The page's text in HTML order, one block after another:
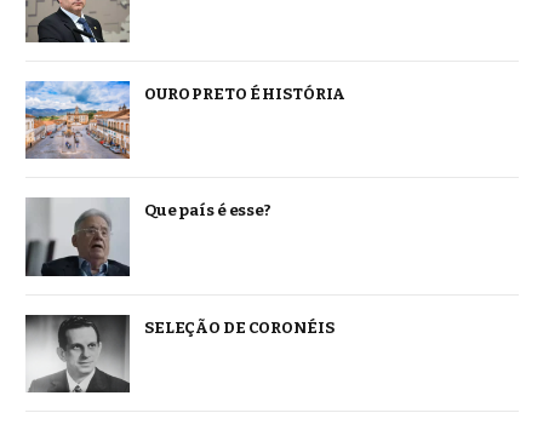
OURO PRETO É HISTÓRIA
Que país é esse?
SELEÇÃO DE CORONÉIS